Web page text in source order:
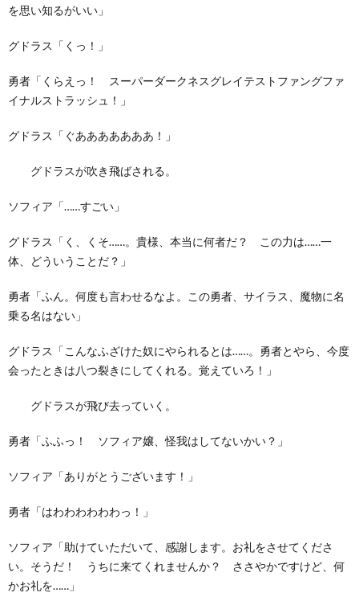
を思い知るがいい」
グドラス「くっ！」
勇者「くらえっ！ スーパーダークネスグレイテストファングファ
イナルストラッシュ！」
グドラス「ぐあああああああ！」
グドラスが吹き飛ばされる。
ソフィア「……すごい」
グドラス「く、くそ……。貴様、本当に何者だ？ この力は……一
体、どういうことだ？」
勇者「ふん。何度も言わせるなよ。この勇者、サイラス、魔物に名
乗る名はない」
グドラス「こんなふざけた奴にやられるとは……。勇者とやら、今度
会ったときは八つ裂きにしてくれる。覚えていろ！」
グドラスが飛び去っていく。
勇者「ふふっ！ ソフィア嬢、怪我はしてないかい？」
ソフィア「ありがとうございます！」
勇者「はわわわわわわっ！」
ソフィア「助けていただいて、感謝します。お礼をさせてくださ
い。そうだ！ うちに来てくれませんか？ ささやかですけど、何
かお礼を……」